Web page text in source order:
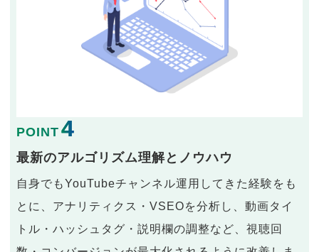
POINT 4
最新のアルゴリズム理解とノウハウ
自身でもYouTubeチャンネル運用してきた経験をも
とに、アナリティクス・VSEOを分析し、動画タイ
トル・ハッシュタグ・説明欄の調整など、視聴回